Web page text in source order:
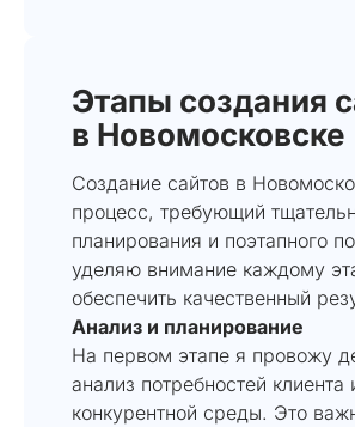
Этапы создания
в Новомосковске
Создание сайтов в
процесс, требующий
планирования и поэтапного
уделяю внимание каждому
обеспечить качественный
Анализ и планирование
На первом этапе я провожу
анализ потребностей клиента
конкурентной среды. Это